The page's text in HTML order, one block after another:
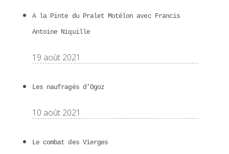
A la Pinte du Pralet Motélon avec Francis
Antoine Niquille
19 août 2021
Les naufragés d’Ogoz
10 août 2021
Le combat des Vierges